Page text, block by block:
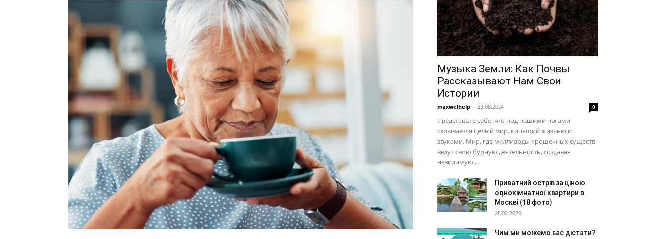
Музыка Земли: Как Почвы
Рассказывают Нам Свои
Истории
maxwelhelp - 23.08.2024 0
Представьте себе, что под нашими ногами
скрывается целый мир, кипящий жизнью и
звуками. Мир, где миллиарды крошечных существ
ведут свою бурную деятельность, создавая
невидимую...
Приватний острів за ціною
однокімнатної квартири в
Москві (18 фото)
28.02.2020
Чим ми можемо вас дістати?